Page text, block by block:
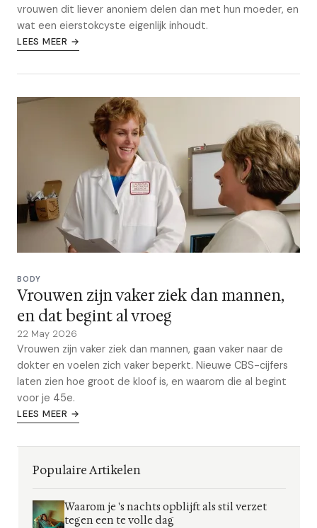
vrouwen dit liever anoniem delen dan met hun moeder, en
wat een eierstokcyste eigenlijk inhoudt.
LEES MEER →
BODY
Vrouwen zijn vaker ziek dan mannen,
en dat begint al vroeg
22 May 2026
Vrouwen zijn vaker ziek dan mannen, gaan vaker naar de
dokter en voelen zich vaker beperkt. Nieuwe CBS-cijfers
laten zien hoe groot de kloof is, en waarom die al begint
voor je 45e.
LEES MEER →
Populaire Artikelen
Waarom je 's nachts opblijft als stil verzet
tegen een te volle dag